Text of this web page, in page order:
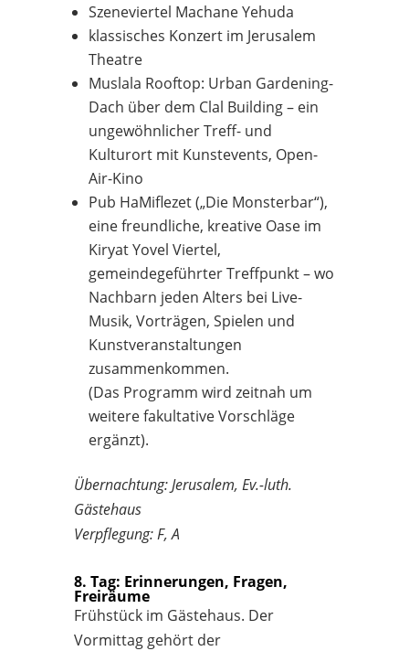
Szeneviertel Machane Yehuda
klassisches Konzert im Jerusalem
Theatre
Muslala Rooftop: Urban Gardening-
Dach über dem Clal Building – ein
ungewöhnlicher Treff- und
Kulturort mit Kunstevents, Open-
Air-Kino
Pub HaMiflezet („Die Monsterbar“),
eine freundliche, kreative Oase im
Kiryat Yovel Viertel,
gemeindegeführter Treffpunkt – wo
Nachbarn jeden Alters bei Live-
Musik, Vorträgen, Spielen und
Kunstveranstaltungen
zusammenkommen.
(Das Programm wird zeitnah um
weitere fakultative Vorschläge
ergänzt).
Übernachtung: Jerusalem, Ev.-luth.
Gästehaus
Verpflegung: F, A
8. Tag: Erinnerungen, Fragen,
Freiräume
Frühstück im Gästehaus. Der
Vormittag gehört der